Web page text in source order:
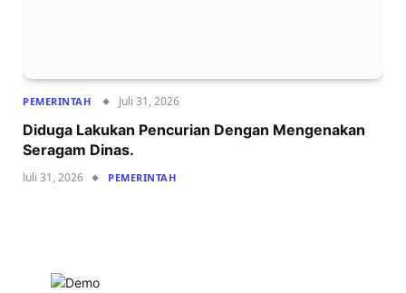
PEMERINTAH Juli 31, 2026
Diduga Lakukan Pencurian Dengan Mengenakan
Seragam Dinas.
Juli 31, 2026 PEMERINTAH